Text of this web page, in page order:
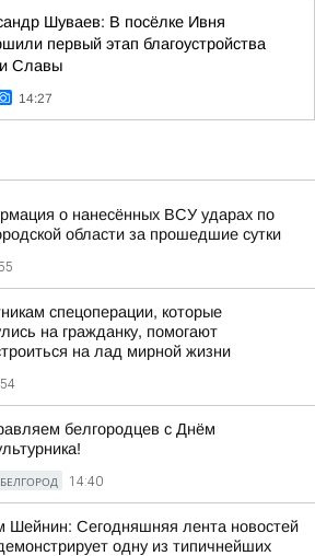
Шуваев: В посёлке Ивня
первый этап благоустройства
Славы
14:27
о нанесённых ВСУ ударах по
области за прошедшие сутки
спецоперации, которые
на гражданку, помогают
на лад мирной жизни
белгородцев с Днём
БЕЛГОРОД 14:40
Шейнин: Сегодняшняя лента новостей
одну из типичнейших